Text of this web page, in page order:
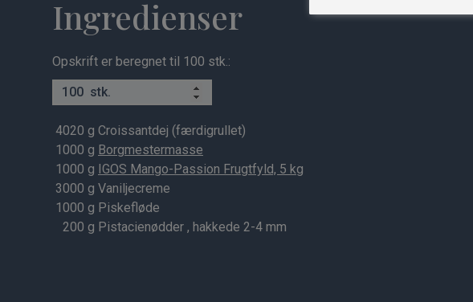
Ingredienser
Opskrift er beregnet til 100 stk.:
stk.
4020 g Croissantdej (færdigrullet)
1000 g Borgmestermasse
1000 g IGOS Mango-Passion Frugtfyld, 5 kg
3000 g Vaniljecreme
1000 g Piskefløde
200 g Pistacienødder , hakkede 2-4 mm